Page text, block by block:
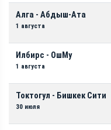
Алга - Абдыш-Ата
1 августа
Илбирс - ОшМу
1 августа
Токтогул - Бишкек Сити
30 июля